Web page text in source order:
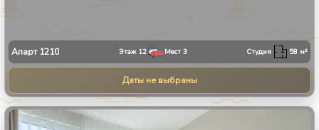
Апарт 1210 Этаж 12 Мест 3 Студия 58 м²
Даты не выбраны